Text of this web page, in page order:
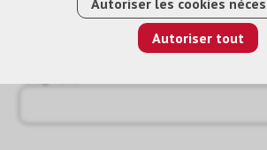
Autoriser les cookies
Autoriser tout